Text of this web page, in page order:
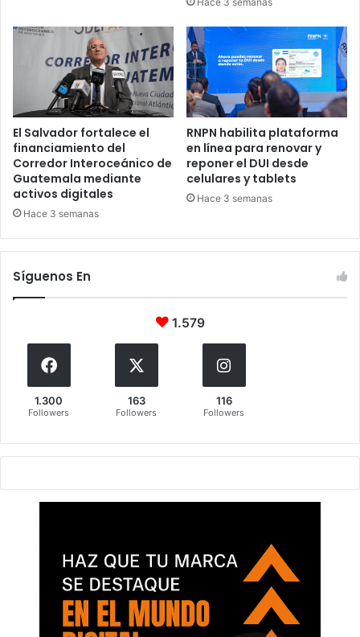
El Salvador fortalece el
financiamiento del
Corredor Interoceánico de
Guatemala mediante
activos digitales
Hace 3 semanas
RNPN habilita plataforma
en línea para renovar y
reponer el DUI desde
celulares y tablets
Hace 3 semanas
Síguenos En
1.579
1.300
Followers
163
Followers
116
Followers